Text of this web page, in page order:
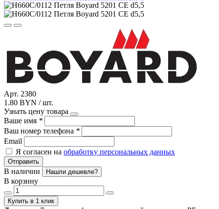
Арт. 2380
1.80 BYN / шт.
Узнать цену товара
Ваше имя *
Ваш номер телефона *
Email
Я согласен на обработку персональных данных
Отправить
В наличии Нашли дешевле?
В корзину
Купить в 1 клик